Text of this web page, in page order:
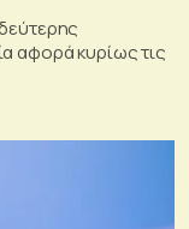
αφορά κυρίως τις